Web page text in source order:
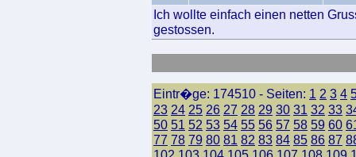
Ich wollte einfach einen netten
gestossen.
Eintr�ge: 174510 - Seiten: 1 2 3 4
23 24 25 26 27 28 29 30 31 32 33
50 51 52 53 54 55 56 57 58 59 60
77 78 79 80 81 82 83 84 85 86 87